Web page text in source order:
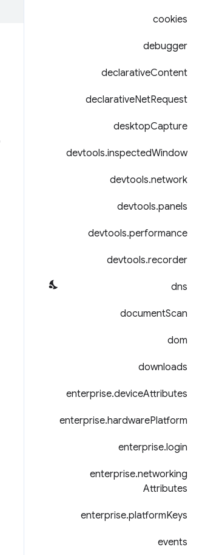
cookies
debugger
declarativeContent
declarativeNetRequest
desktopCapture
devtools.inspectedWindow
devtools.network
devtools.panels
devtools.performance
devtools.recorder
dns
documentScan
dom
downloads
enterprise.deviceAttributes
enterprise.hardwarePlatform
enterprise.login
enterprise.networking
Attributes
enterprise.platformKeys
events